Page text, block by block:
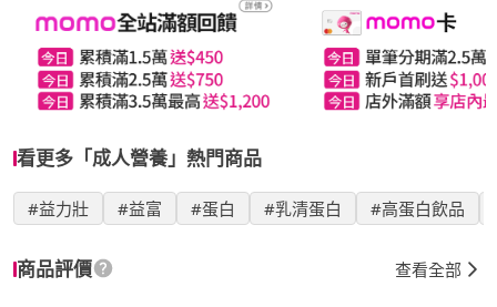
看更多「成人營養」熱門商品
#益力壯 #益富 #蛋白 #乳清蛋白 #高蛋白飲品
商品評價 查看全部